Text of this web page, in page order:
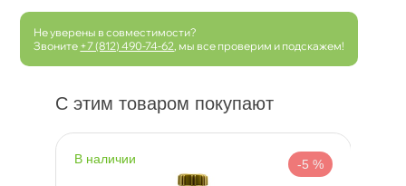
Не уверены в совместимости?
Звоните +7 (812) 490-74-62 , мы все проверим и подскажем!
С этим товаром покупают
наличии -5 %